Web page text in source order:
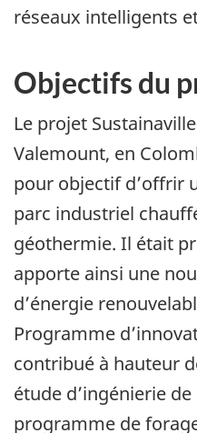
réseaux intelligents
Objectifs du
Le projet
Valemount, en
pour objectif d’offrir
parc industriel
géothermie. Il était
apporte ainsi une
d’énergie
Programme
contribué à hauteur
étude d’ingénierie de
programme de